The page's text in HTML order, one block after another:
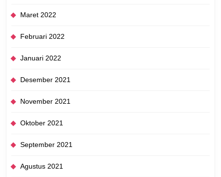
Maret 2022
Februari 2022
Januari 2022
Desember 2021
November 2021
Oktober 2021
September 2021
Agustus 2021